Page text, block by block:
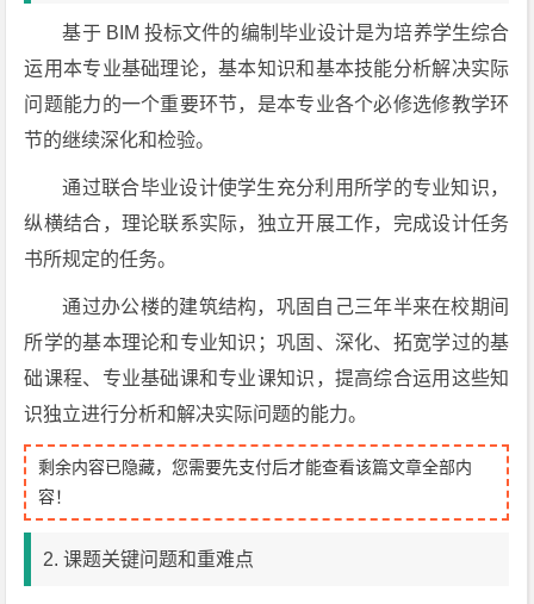
基于 BIM 投标文件的编制毕业设计是为培养学生综合
运用本专业基础理论，基本知识和基本技能分析解决实际
问题能力的一个重要环节，是本专业各个必修选修教学环
节的继续深化和检验。
通过联合毕业设计使学生充分利用所学的专业知识，
纵横结合，理论联系实际，独立开展工作，完成设计任务
书所规定的任务。
通过办公楼的建筑结构，巩固自己三年半来在校期间
所学的基本理论和专业知识；巩固、深化、拓宽学过的基
础课程、专业基础课和专业课知识，提高综合运用这些知
识独立进行分析和解决实际问题的能力。
剩余内容已隐藏，您需要先支付后才能查看该篇文章全部内
容！
2. 课题关键问题和重难点